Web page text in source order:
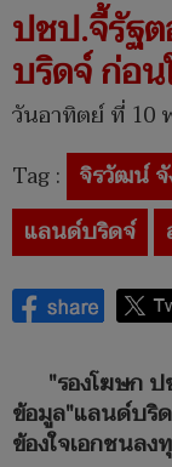
ปชป.จี้รัฐ
บริดจ์ ก่อ
วันอาทิตย์ ที่ 10
Tag : จิรวัฒน์
แลนด์บริดจ์
"รองโฆษก
ข้อมูล"แลนด์บริ
ข้องใจเอกชนลง